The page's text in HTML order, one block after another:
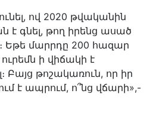
ով 2020 թվականին
է գնել, թող իրենց ասած
Եթե մարրդը 200 հազար
ի վիճակի է
Բայց թոշակառուն, որ իր
է ապրում, ո՞նց վճարի»,-